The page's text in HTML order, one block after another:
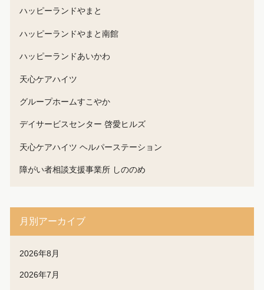
ハッピーランドやまと
ハッピーランドやまと南館
ハッピーランドあいかわ
天心ケアハイツ
グループホームすこやか
デイサービスセンター 啓愛ヒルズ
天心ケアハイツ ヘルパーステーション
障がい者相談支援事業所 しののめ
月別アーカイブ
2026年8月
2026年7月